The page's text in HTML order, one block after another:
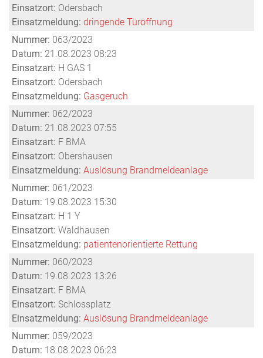
Einsatzort: Odersbach
Einsatzmeldung: dringende Türöffnung
Nummer: 063/2023
Datum: 21.08.2023 08:23
Einsatzart: H GAS 1
Einsatzort: Odersbach
Einsatzmeldung: Gasgeruch
Nummer: 062/2023
Datum: 21.08.2023 07:55
Einsatzart: F BMA
Einsatzort: Obershausen
Einsatzmeldung: Auslösung Brandmeldeanlage
Nummer: 061/2023
Datum: 19.08.2023 15:30
Einsatzart: H 1 Y
Einsatzort: Waldhausen
Einsatzmeldung: patientenorientierte Rettung
Nummer: 060/2023
Datum: 19.08.2023 13:26
Einsatzart: F BMA
Einsatzort: Schlossplatz
Einsatzmeldung: Auslösung Brandmeldeanlage
Nummer: 059/2023
Datum: 18.08.2023 06:23